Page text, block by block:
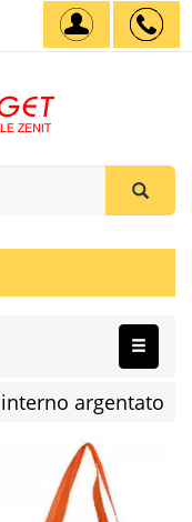
argentato